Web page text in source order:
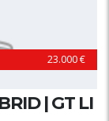
23.000 €
| GT LI